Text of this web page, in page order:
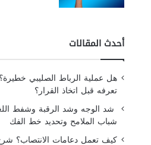
أحدث المقالات
هل عملية الرباط الصليبي
تعرفه قبل اتخاذ القرار؟
شد الوجه وشد الرقبة وشفط
شباب الملامح وتحديد خط الفك
كيف تعمل دعامات الانتصاب؟